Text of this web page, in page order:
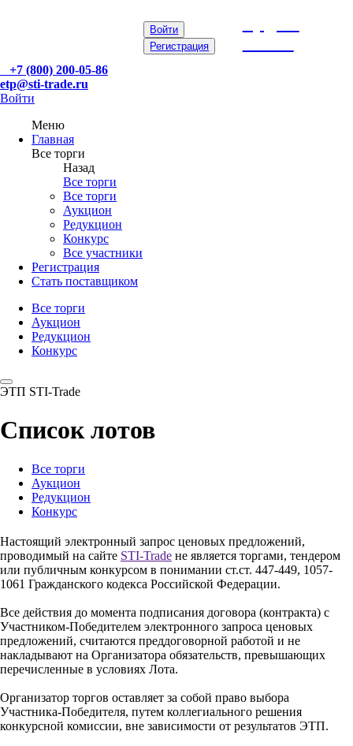
Войти
Регистрация
+7 (800) 200-05-86
etp@sti-trade.ru
Войти
Меню
Главная
Все торги
Назад
Все торги
Все торги
Аукцион
Редукцион
Конкурс
Все участники
Регистрация
Стать поставщиком
Все торги
Аукцион
Редукцион
Конкурс
ЭТП STI-Trade
Список лотов
Все торги
Аукцион
Редукцион
Конкурс
Настоящий электронный запрос ценовых предложений,
проводимый на сайте STI-Trade не является торгами, тендером
или публичным конкурсом в понимании ст.ст. 447-449, 1057-
1061 Гражданского кодекса Российской Федерации.
Все действия до момента подписания договора (контракта) с
Участником-Победителем электронного запроса ценовых
предложений, считаются преддоговорной работой и не
накладывают на Организатора обязательств, превышающих
перечисленные в условиях Лота.
Организатор торгов оставляет за собой право выбора
Участника-Победителя, путем коллегиального решения
конкурсной комиссии, вне зависимости от результатов ЭТП.